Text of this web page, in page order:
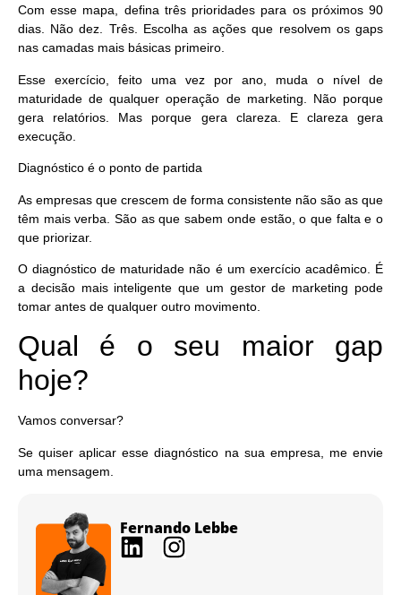
Com esse mapa, defina três prioridades para os próximos 90
dias. Não dez. Três. Escolha as ações que resolvem os gaps
nas camadas mais básicas primeiro.
Esse exercício, feito uma vez por ano, muda o nível de
maturidade de qualquer operação de marketing. Não porque
gera relatórios. Mas porque gera clareza. E clareza gera
execução.
Diagnóstico é o ponto de partida
As empresas que crescem de forma consistente não são as que
têm mais verba. São as que sabem onde estão, o que falta e o
que priorizar.
O diagnóstico de maturidade não é um exercício acadêmico. É
a decisão mais inteligente que um gestor de marketing pode
tomar antes de qualquer outro movimento.
Qual é o seu maior gap
hoje?
Vamos conversar?
Se quiser aplicar esse diagnóstico na sua empresa, me envie
uma mensagem.
Fernando Lebbe